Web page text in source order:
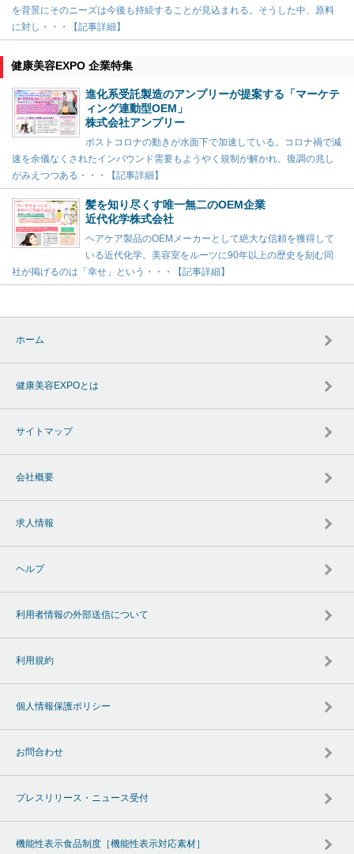
を背景にそのニーズは今後も持続することが見込まれる。そうした中、原料
に対し・・・【記事詳細】
健康美容EXPO 企業特集
進化系受託製造のアンプリーが提案する「マーケテ
ィング連動型OEM」
株式会社アンプリー
ポストコロナの動きが水面下で加速している。コロナ禍で減
速を余儀なくされたインバウンド需要もようやく規制が解かれ、復調の兆し
がみえつつある・・・【記事詳細】
髪を知り尽くす唯一無二のOEM企業
近代化学株式会社
ヘアケア製品のOEMメーカーとして絶大な信頼を獲得して
いる近代化学。美容室をルーツに90年以上の歴史を刻む同
社が掲げるのは「幸せ」という・・・【記事詳細】
ホーム
健康美容EXPOとは
サイトマップ
会社概要
求人情報
ヘルプ
利用者情報の外部送信について
利用規約
個人情報保護ポリシー
お問合わせ
プレスリリース・ニュース受付
機能性表示食品制度［機能性表示対応素材］